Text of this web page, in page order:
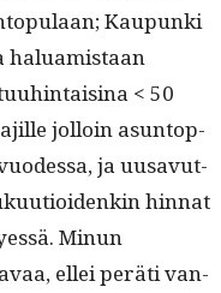
Kaupun­ki
halu­amis­taan
< 50
jol­loin asun­top­
ja uusavut­
hin­nat
Min­un
ellei peräti van­